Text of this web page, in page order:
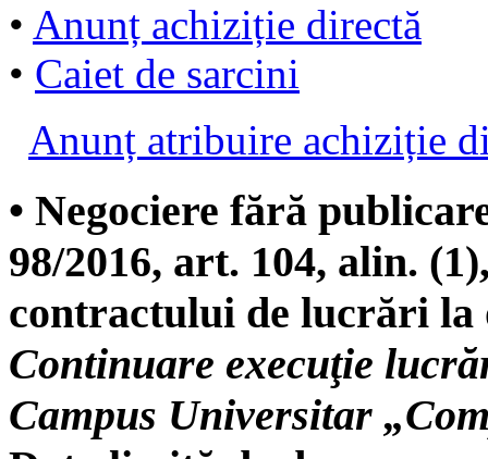
• Anunț achiziție directă
• Caiet de sarcini
Anunț atribuire achiziție
• Negociere fără
98/2016, art. 104, alin.
contractului de lucrări la
Continuare execuţie
Campus Universitar